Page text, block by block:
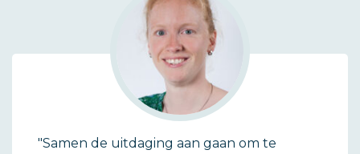
"Samen de uitdaging aan gaan om te